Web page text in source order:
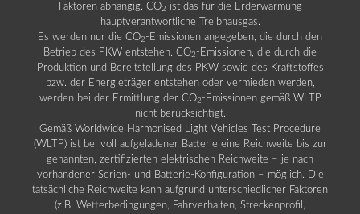
Faktoren abhängig. CO2 ist das für die Erderwärmung
hauptverantwortliche Treibhausgas.
Es werden nur die CO2 -Emissionen angegeben, die durch den
Betrieb des PKW entstehen. CO2 -Emissionen, die durch die
Produktion und Bereitstellung des PKW sowie des Kraftstoffes
bzw. der Energieträger entstehen oder vermieden werden,
werden bei der Ermittlung der CO2 -Emissionen gemäß WLTP
nicht berücksichtigt.
Gemäß Worldwide Harmonised Light Vehicles Test Procedure
(WLTP) ist bei voll aufgeladener Batterie eine Reichweite bis zur
genannten, zertifizierten elektrischen Reichweite – je nach
vorhandener Serien- und Batterie-Konfiguration – möglich. Die
tatsächliche Reichweite kann aufgrund unterschiedlicher Faktoren
(z.B. Wetterbedingungen, Fahrverhalten, Streckenprofil,